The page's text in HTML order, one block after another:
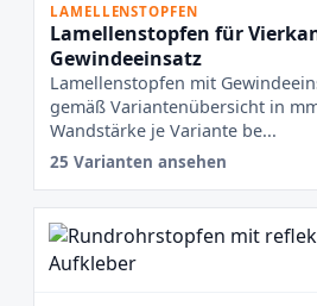
LAMELLENSTOPFEN
Lamellenstopfen für
Gewindeeinsatz
Lamellenstopfen mit
gemäß Variantenübersicht in
Wandstärke je Variante be...
25 Varianten ansehen